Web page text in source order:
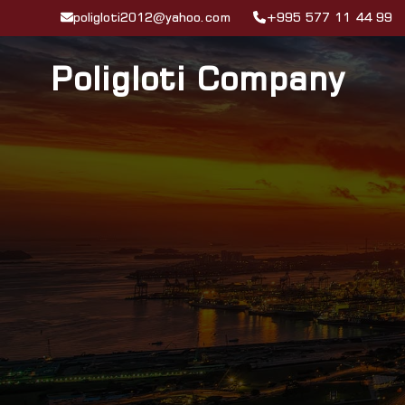
poligloti2012@yahoo.com +995 577 11 44 99
Poligloti Company